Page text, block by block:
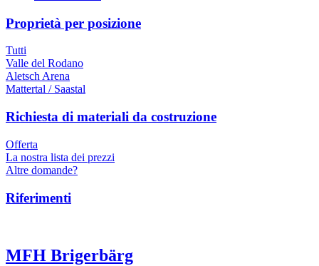
Proprietà per posizione
Tutti
Valle del Rodano
Aletsch Arena
Mattertal / Saastal
Richiesta di materiali da costruzione
Offerta
La nostra lista dei prezzi
Altre domande?
Riferimenti
MFH Brigerbärg